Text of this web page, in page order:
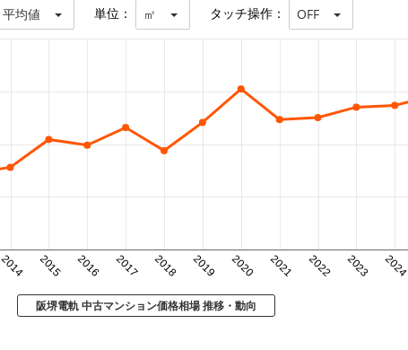
平均値 単位： ㎡ タッチ操作： OFF
2014 2015 2016 2017 2018 2019 2020 2021 2022 2023 2024
阪堺電軌 中古マンション価格相場 推移・動向